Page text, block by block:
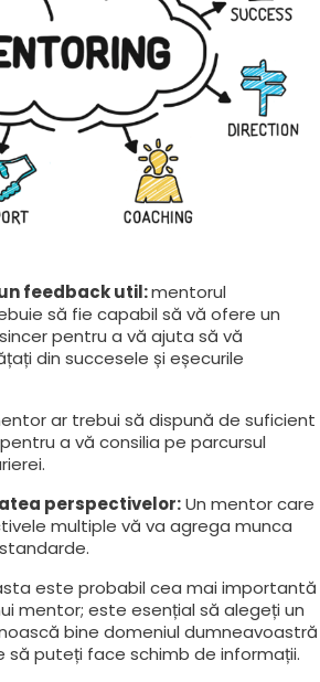
feedback util:mentorul
să fie capabil să vă ofere un
pentru a vă ajuta să vă
din succesele și eșecurile
ar trebui să dispună de suficient
a vă consilia pe parcursul
perspectivelor:Un mentor care
multiple vă va agrega munca
este probabil cea mai importantă
mentor; este esențial să alegeți un
bine domeniul dumneavoastră
să puteți face schimb de informații.